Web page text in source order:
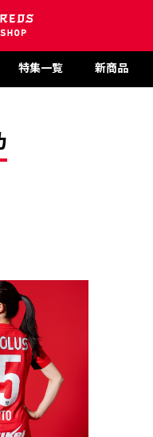
特集一覧 新商品